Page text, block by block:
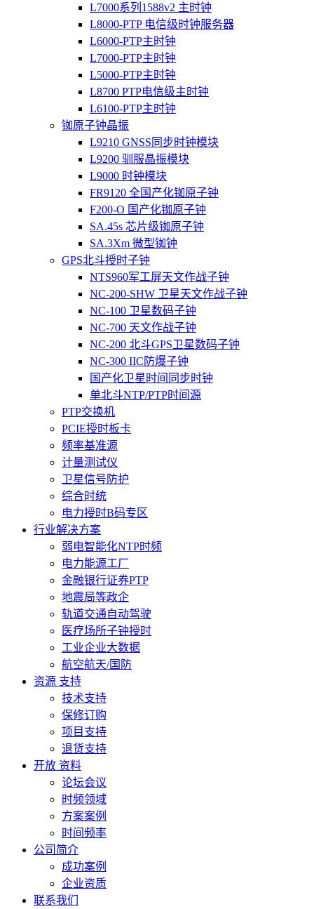
L7000系列1588v2 主时钟
L8000-PTP 电信级时钟服务器
L6000-PTP主时钟
L7000-PTP主时钟
L5000-PTP主时钟
L8700 PTP电信级主时钟
L6100-PTP主时钟
铷原子钟晶振
L9210 GNSS同步时钟模块
L9200 驯服晶振模块
L9000 时钟模块
FR9120 全国产化铷原子钟
F200-O 国产化铷原子钟
SA.45s 芯片级铷原子钟
SA.3Xm 微型铷钟
GPS北斗授时子钟
NTS960军工屏天文作战子钟
NC-200-SHW 卫星天文作战子钟
NC-100 卫星数码子钟
NC-700 天文作战子钟
NC-200 北斗GPS卫星数码子钟
NC-300 IIC防爆子钟
国产化卫星时间同步时钟
单北斗NTP/PTP时间源
PTP交换机
PCIE授时板卡
频率基准源
计量测试仪
卫星信号防护
综合时统
电力授时B码专区
行业解决方案
弱电智能化NTP时频
电力能源工厂
金融银行证券PTP
地震局等政企
轨道交通自动驾驶
医疗场所子钟授时
工业企业大数据
航空航天/国防
资源 支持
技术支持
保修订购
项目支持
退货支持
开放 资料
论坛会议
时频领域
方案案例
时间频率
公司简介
成功案例
企业资质
联系我们